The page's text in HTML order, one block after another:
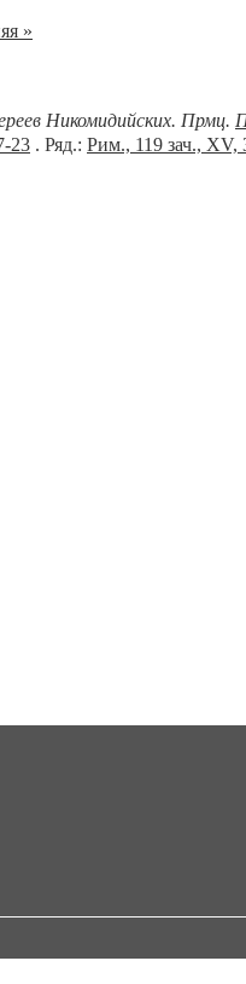
»
Никомидийских. Прмц.
23 . Ряд.: Рим., 119 зач., XV,